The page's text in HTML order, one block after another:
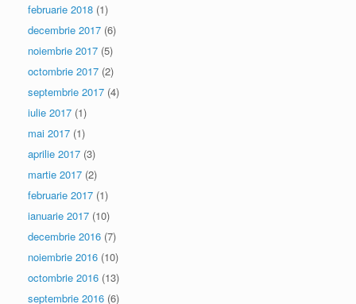
februarie 2018 (1)
decembrie 2017 (6)
noiembrie 2017 (5)
octombrie 2017 (2)
septembrie 2017 (4)
iulie 2017 (1)
mai 2017 (1)
aprilie 2017 (3)
martie 2017 (2)
februarie 2017 (1)
ianuarie 2017 (10)
decembrie 2016 (7)
noiembrie 2016 (10)
octombrie 2016 (13)
septembrie 2016 (6)